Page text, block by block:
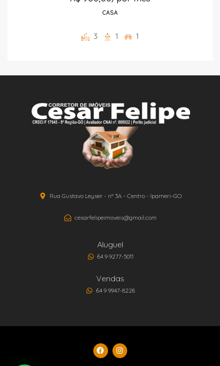
CASA
3 1 1
Rua Gustavo Leyser - nº 3A - Centro - Ipameri-GO
cesarfelipeimoveis@gmail.com
Aluguel
64 9 9277-5011
Vendas
64 9 9947-8228